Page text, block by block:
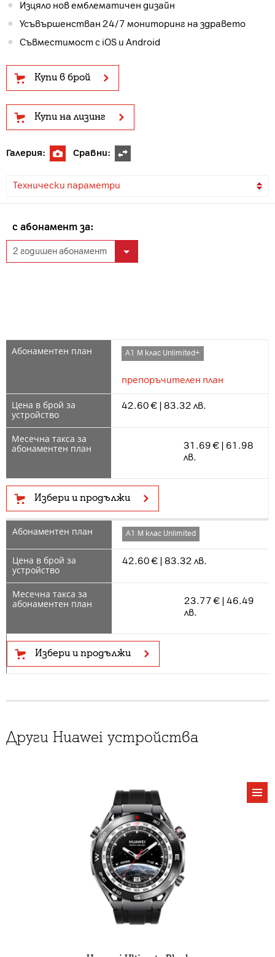
Изцяло нов емблематичен дизайн
Усъвършенстван 24/7 мониторинг на здравето
Съвместимост с iOS и Android
Купи в брой
Купи на лизинг
Галерия: Сравни:
Технически параметри
с абонамент за:
А1 М клас Unlimited+
препоръчителен план
42.60 € | 83.32 лв.
31.69 € | 61.98
лв.
Избери и продължи
А1 М клас Unlimited
42.60 € | 83.32 лв.
23.77 € | 46.49
лв.
Избери и продължи
Други Huawei устройства
виж